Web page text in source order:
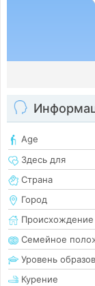
Age
Здесь для
Страна
Город
Происхождение
Семейное
Уровень
Курение